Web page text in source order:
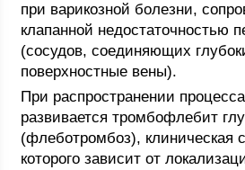
при варикозной болезни,
клапанной недостаточностью
(сосудов, соединяющих
поверхностные вены).
При распространении
развивается тромбофлебит
(флеботромбоз), клиническая
которого зависит от